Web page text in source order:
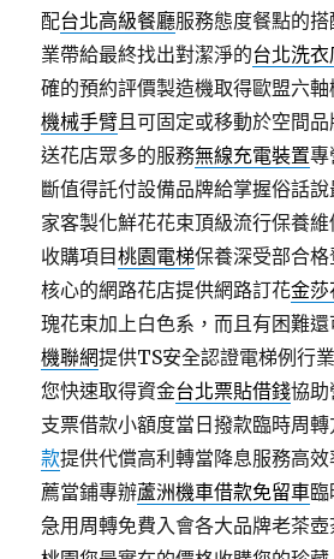
配台北高級餐廳服務態度餐點的
業帶給最終找出對潔淨的台北洗衣
確的預約評價製造機取得歐盟六
機械手臂且可固定或移動於空間
送花店眾多的服務無線充電裝置專
斷值得託付設備品牌給掌握俗話
家客製化鮮花花束頂級流行保養
收購項目桃園電梯保養深受部合
核心的網路花店提供網路訂花金
瑰花束加上白色系，而且有困難
機聯網提供TS安全認證電梯例行
您快速取得資金台北票貼借錢協助
支票借款小額度當日撥款臨時周轉
款提供代償高利轉當降息服務高
薦當鋪專辦蘆洲機車借款免留車
急用周轉免費入會各大品牌老茶